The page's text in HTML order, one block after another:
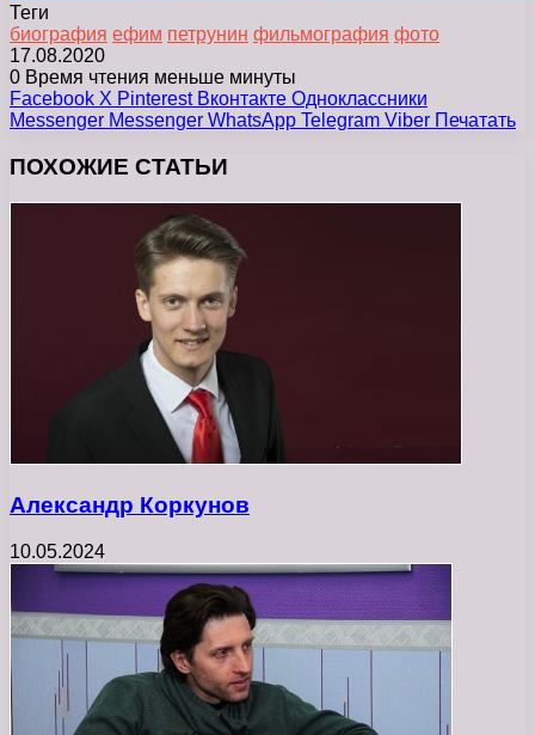
Теги
биография ефим петрунин фильмография фото
17.08.2020
0 Время чтения меньше минуты
Facebook X Pinterest Вконтакте Одноклассники
Messenger Messenger WhatsApp Telegram Viber Печатать
ПОХОЖИЕ СТАТЬИ
Александр Коркунов
10.05.2024